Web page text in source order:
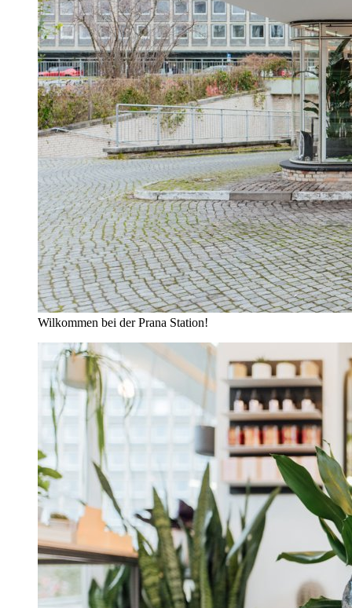
Wilkommen bei der Prana Station!